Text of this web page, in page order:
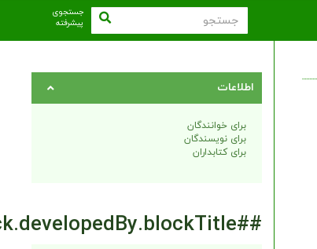
جستجوی
پیشرفته
اطلاعات
برای خوانندگان
برای نویسندگان
برای کتابداران
##plugins.block.developedBy.blockTitle##